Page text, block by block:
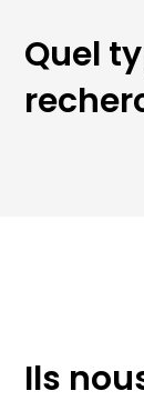
Quel
Ils